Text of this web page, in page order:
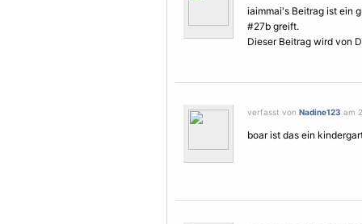
iaimmai's Beitrag ist ein
#27b greift.
Dieser Beitrag wird von
verfasst von Nadine123 am
boar ist das ein